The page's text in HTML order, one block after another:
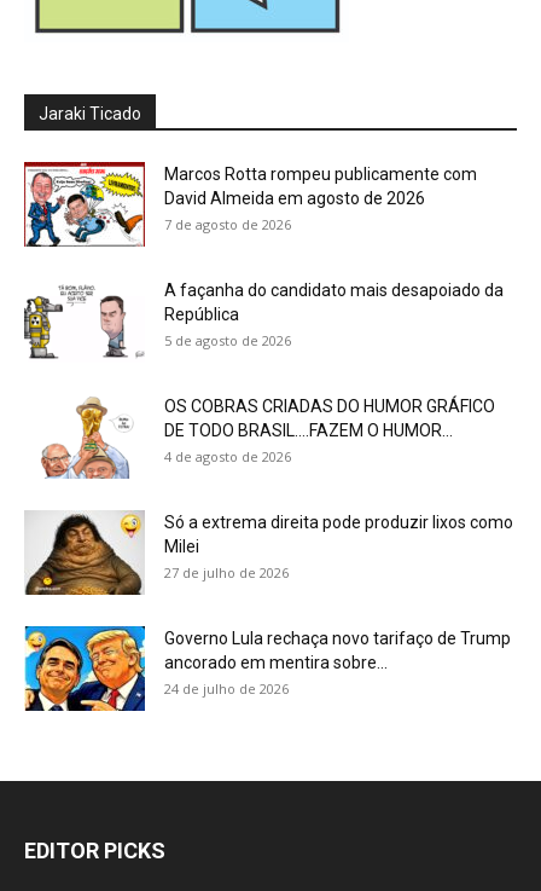
Jaraki Ticado
Marcos Rotta rompeu publicamente com
David Almeida em agosto de 2026
7 de agosto de 2026
A façanha do candidato mais desapoiado da
República
5 de agosto de 2026
OS COBRAS CRIADAS DO HUMOR GRÁFICO
DE TODO BRASIL….FAZEM O HUMOR...
4 de agosto de 2026
Só a extrema direita pode produzir lixos como
Milei
27 de julho de 2026
Governo Lula rechaça novo tarifaço de Trump
ancorado em mentira sobre...
24 de julho de 2026
EDITOR PICKS